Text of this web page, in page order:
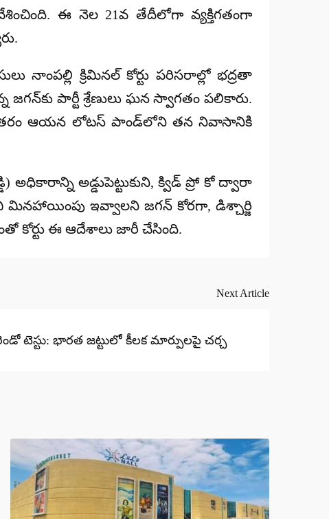
ఈ నెల 21వ తేదీలోగా వ్యక్తిగతంగా
నాంపల్లి క్రిమినల్ కోర్టు పరిసరాల్లోభద్రతా
జగన్‌కు పార్టీ శ్రేణులు ఘన స్వాగతం పలికారు.
ఆయన లోటస్ పాండ్‌లోని తన నివాసానికి
అడ్డుపెట్టుకుని, క్విడ్ ప్రో కో ద్వారా
మినహాయింపు ఇవ్వాలని జగన్ కోరగా, డిశ్చార్జి
కోర్టు ఈ ఆదేశాలు జారీ చేసింది.
Next Article
టెస్టు: భారత జట్టులో కీలక మార్పులపై చర్చ